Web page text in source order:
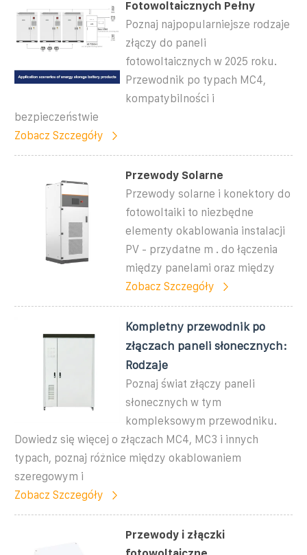
Fotowoltaicznych Pełny
Poznaj najpopularniejsze rodzaje
złączy do paneli
fotowoltaicznych w 2025 roku.
Przewodnik po typach MC4,
kompatybilności i
bezpieczeństwie
Zobacz Szczegóły
Przewody Solarne
Przewody solarne i konektory do
fotowoltaiki to niezbędne
elementy okablowania instalacji
PV - przydatne m . do łączenia
między panelami oraz między
Zobacz Szczegóły
Kompletny przewodnik po
złączach paneli słonecznych:
Rodzaje
Poznaj świat złączy paneli
słonecznych w tym
kompleksowym przewodniku.
Dowiedz się więcej o złączach MC4, MC3 i innych
typach, poznaj różnice między okablowaniem
szeregowym i
Zobacz Szczegóły
Przewody i złączki